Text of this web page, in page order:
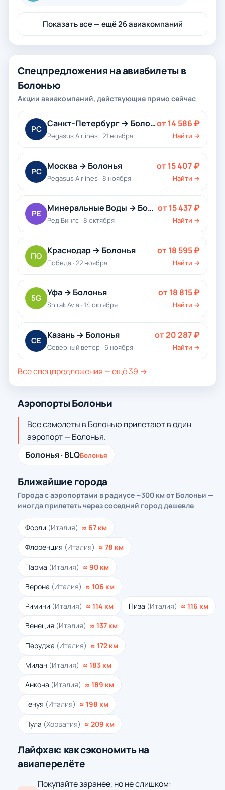
Показать все — ещё 26 авиакомпаний
Спецпредложения на авиабилеты в
Болонью
Акции авиакомпаний, действующие прямо сейчас
PC
Санкт-Петербург → Болонья
Pegasus Airlines · 21 ноября
от 14 586 ₽
Найти →
PC
Москва → Болонья
Pegasus Airlines · 8 ноября
от 15 407 ₽
Найти →
РЕ
Минеральные Воды → Болонья
Ред Вингс · 8 октября
от 15 437 ₽
Найти →
ПО
Краснодар → Болонья
Победа · 22 ноября
от 18 595 ₽
Найти →
5G
Уфа → Болонья
Shirak Avia · 14 октября
от 18 815 ₽
Найти →
СЕ
Казань → Болонья
Северный ветер · 6 ноября
от 20 287 ₽
Найти →
Все спецпредложения — ещё 39 →
Аэропорты Болоньи
Все самолеты в Болонью прилетают в один
аэропорт — Болонья.
Болонья · BLQБолонья
Ближайшие города
Города с аэропортами в радиусе ~300 км от Болоньи —
иногда прилететь через соседний город дешевле
Форли (Италия) ≈ 67 км
Флоренция (Италия) ≈ 78 км
Парма (Италия) ≈ 90 км
Верона (Италия) ≈ 106 км
Римини (Италия) ≈ 114 км Пиза (Италия) ≈ 116 км
Венеция (Италия) ≈ 137 км
Перуджа (Италия) ≈ 172 км
Милан (Италия) ≈ 183 км
Анкона (Италия) ≈ 189 км
Генуя (Италия) ≈ 198 км
Пула (Хорватия) ≈ 209 км
Лайфхак: как сэкономить на
авиаперелёте
Покупайте заранее, но не слишком: